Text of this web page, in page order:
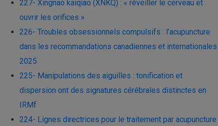
227- Xingnao kaiqiao (XNKQ) : « réveiller le cerveau et
ouvrir les orifices »
226- Troubles obsessionnels compulsifs : l’acupuncture
dans les recommandations canadiennes et internationales
2025
225- Manipulations des aiguilles : tonification et
dispersion ont des signatures cérébrales distinctes en
IRMf
224- Lignes directrices pour le traitement par acupuncture